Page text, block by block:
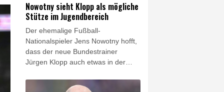
Nowotny sieht Klopp als mögliche
Stütze im Jugendbereich
Der ehemalige Fußball-
Nationalspieler Jens Nowotny hofft,
dass der neue Bundestrainer
Jürgen Klopp auch etwas in der
auch nur vereinzelt. "Ich denke,